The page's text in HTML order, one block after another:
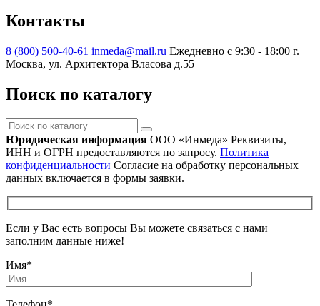
Контакты
8 (800) 500-40-61 inmeda@mail.ru Ежедневно с 9:30 - 18:00 г.
Москва, ул. Архитектора Власова д.55
Поиск по каталогу
Поиск
по
каталогу
Юридическая информация ООО «Инмеда» Реквизиты,
ИНН и ОГРН предоставляются по запросу. Политика
конфиденциальности Согласие на обработку персональных
данных включается в формы заявки.
Если у Вас есть вопросы Вы можете связаться с нами
заполним данные ниже!
Имя*